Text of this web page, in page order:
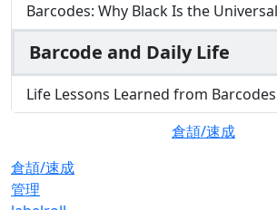
Barcodes: Why Black Is the
Barcode and Daily Life
Life Lessons Learned from Barcodes
倉頡/速成
倉頡/速成
管理